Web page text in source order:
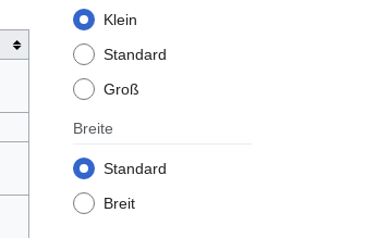
Klein
Standard
Groß
Breite
Standard
Breit